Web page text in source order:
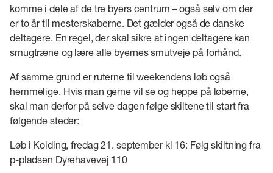
komme i dele af de tre byers centrum – også selv om der
er to år til mesterskaberne. Det gælder også de danske
deltagere. En regel, der skal sikre at ingen deltagere kan
smugtræne og lære alle byernes smutveje på forhånd.
Af samme grund er ruterne til weekendens løb også
hemmelige. Hvis man gerne vil se og heppe på løberne,
skal man derfor på selve dagen følge skiltene til start fra
følgende steder:
Løb i Kolding, fredag 21. september kl 16: Følg skiltning fra
p-pladsen Dyrehavevej 110